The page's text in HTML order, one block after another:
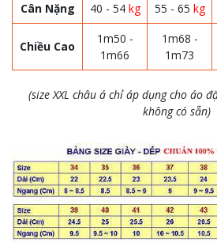
Cân Nặng 40 - 54 kg 55 - 65 kg
Chiều Cao
1m50 -
1m66
1m68 -
1m73
(size XXL châu á chỉ áp dụng cho áo
không có sẵn)